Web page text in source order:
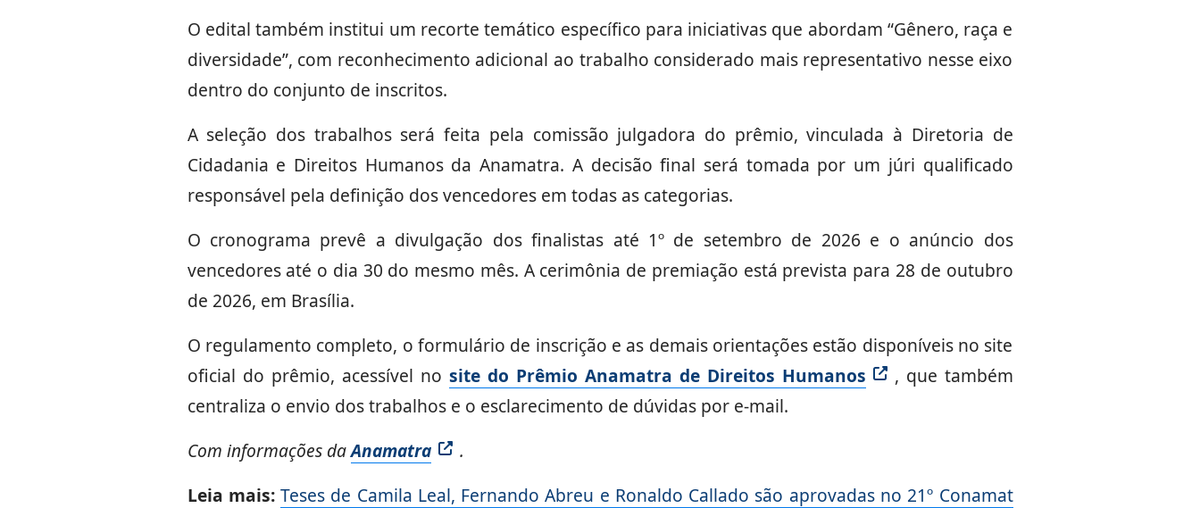
O edital também institui um recorte temático específico para iniciativas que abordam “Gênero, raça e
diversidade”, com reconhecimento adicional ao trabalho considerado mais representativo nesse eixo
dentro do conjunto de inscritos.
A seleção dos trabalhos será feita pela comissão julgadora do prêmio, vinculada à Diretoria de
Cidadania e Direitos Humanos da Anamatra. A decisão final será tomada por um júri qualificado
responsável pela definição dos vencedores em todas as categorias.
O cronograma prevê a divulgação dos finalistas até 1º de setembro de 2026 e o anúncio dos
vencedores até o dia 30 do mesmo mês. A cerimônia de premiação está prevista para 28 de outubro
de 2026, em Brasília.
O regulamento completo, o formulário de inscrição e as demais orientações estão disponíveis no site
oficial do prêmio, acessível no site do Prêmio Anamatra de Direitos Humanos
, que também
centraliza o envio dos trabalhos e o esclarecimento de dúvidas por e-mail.
Com informações daAnamatra
.
Leia mais:Teses de Camila Leal, Fernando Abreu e Ronaldo Callado são aprovadas no 21º Conamat